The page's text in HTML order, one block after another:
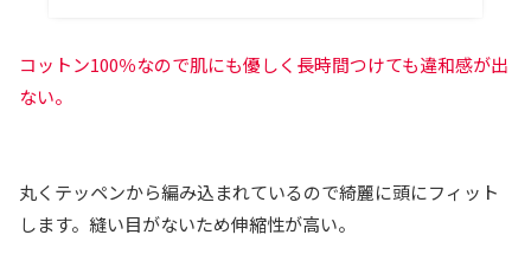
コットン100％なので肌にも優しく長時間つけても違和感が出
ない。
丸くテッペンから編み込まれているので綺麗に頭にフィット
します。縫い目がないため伸縮性が高い。